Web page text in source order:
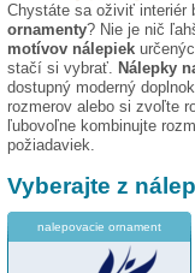
Chystáte sa oživiť interiér
ornamenty? Nie je nič
motívov nálepiek
stačí si vybrať. Nálepky
dostupný moderný
rozmerov alebo si zvoľte
ľubovoľne kombinujte
požiadaviek.
Vyberajte z
nalepovacie ornament